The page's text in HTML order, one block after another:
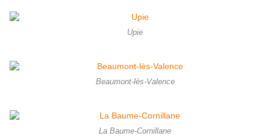
Upie
Beaumont-lès-Valence
La Baume-Cornillane